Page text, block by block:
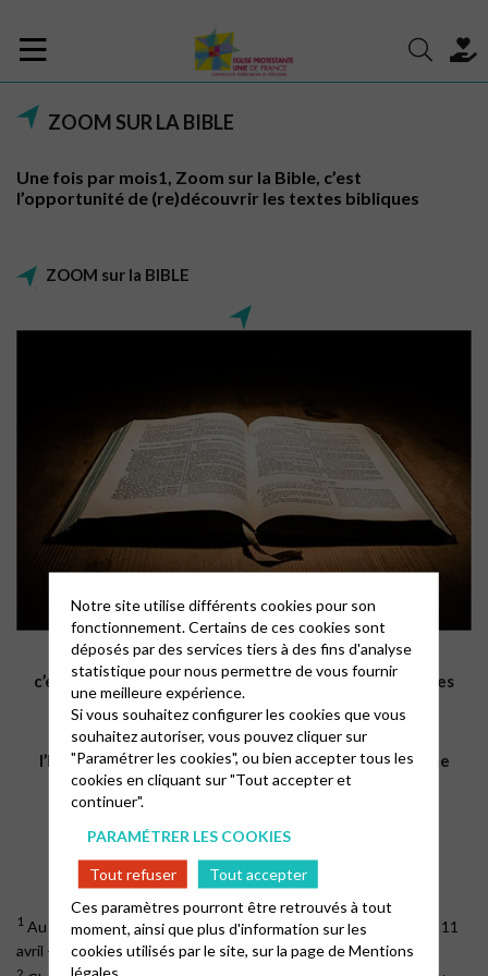
ZOOM SUR LA BIBLE
Une fois par mois1, Zoom sur la Bible, c’est
l’opportunité de (re)découvrir les textes bibliques
ZOOM sur la BIBLE
Une fois par mois 1 Zoom sur la Bible
c’est l’opportunité de (re)découvrir les textes bibliques
avec des paroissien.ne.s et des pasteur.e.s du
Consistoire Sud-Ouest2de
l’Église Protestante Unie de France Région parisienne
ALORS CONNECTEZ-VOUS !
1 Au premier semestre 2023 : 26 janvier – 7 février – 23 mars – 11
avril – 9 mai – 8 juin
2
Notre site utilise différents cookies pour son
fonctionnement. Certains de ces cookies sont
déposés par des services tiers à des fins d'analyse
statistique pour nous permettre de vous fournir
une meilleure expérience.
Si vous souhaitez configurer les cookies que vous
souhaitez autoriser, vous pouvez cliquer sur
"Paramétrer les cookies", ou bien accepter tous les
cookies en cliquant sur "Tout accepter et
continuer".
PARAMÉTRER LES COOKIES
Tout refuser
Tout accepter
Ces paramètres pourront être retrouvés à tout
moment, ainsi que plus d'information sur les
cookies utilisés par le site, sur la page deMentions
légales.